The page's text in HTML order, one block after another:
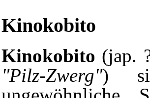
Kinokobito
Kinokobito (jap.
"Pilz-Zwerg")